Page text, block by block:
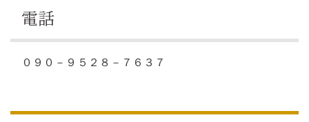
電話
０９０－９５２８－７６３７